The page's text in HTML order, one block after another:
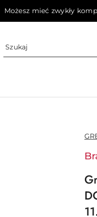
Możesz mieć zwykły